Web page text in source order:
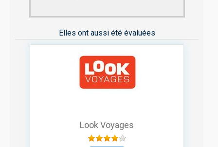
Elles ont aussi été évaluées
Look Voyages